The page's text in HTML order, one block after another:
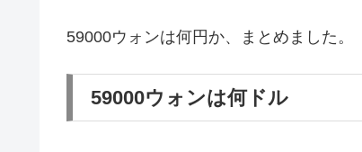
59000ウォンは何円か、まとめました。
59000ウォンは何ドル